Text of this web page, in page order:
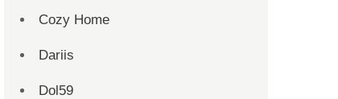
Cozy Home
Dariis
Dol59